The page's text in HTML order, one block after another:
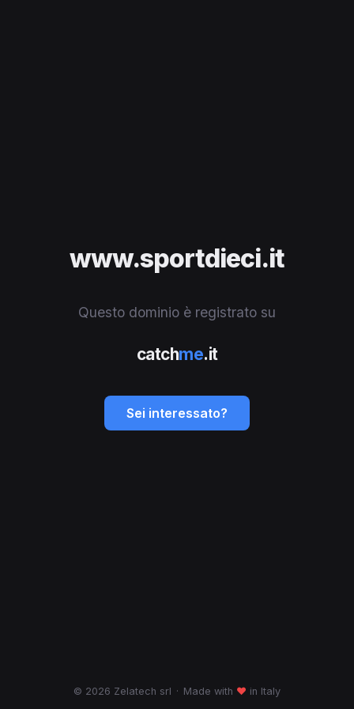
www.sportdieci.it
Questo dominio è registrato su
catchme.it
Sei interessato?
© 2026 Zelatech srl · Made with ♥ in Italy